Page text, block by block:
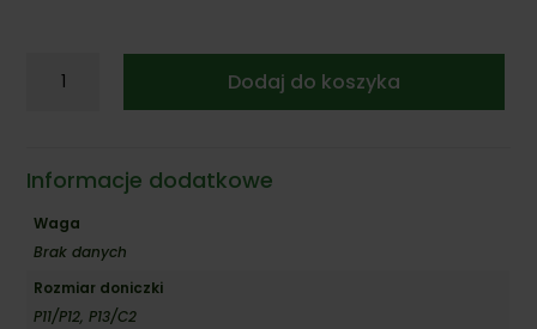
Pysznogłówka
Dodaj do koszyka
Informacje dodatkowe
Waga
Brak danych
Rozmiar doniczki
P11/P12, P13/C2